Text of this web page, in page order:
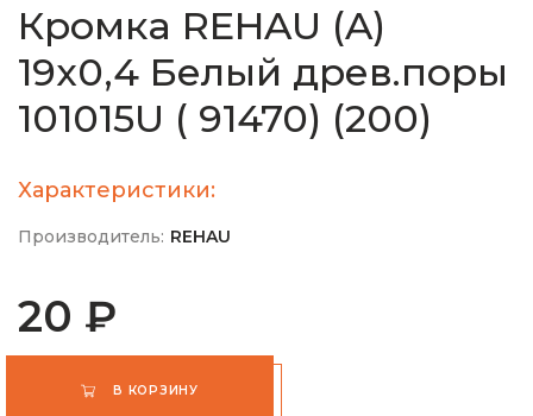
Кромка REHAU (A)
19х0,4 Белый древ.поры
101015U ( 91470) (200)
Характеристики:
Производитель: REHAU
20 ₽
В КОРЗИНУ